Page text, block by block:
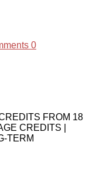
0
FROM 18
CREDITS |
TERM